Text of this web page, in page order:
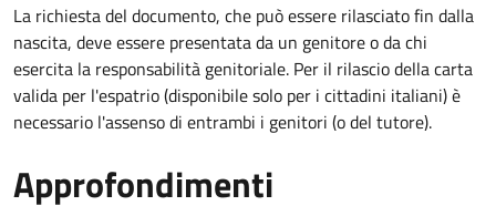
La richiesta del documento, che può essere rilasciato fin dalla
nascita, deve essere presentata da un genitore o da chi
esercita la responsabilità genitoriale. Per il rilascio della carta
valida per l'espatrio (disponibile solo per i cittadini italiani) è
necessario l'assenso di entrambi i genitori (o del tutore).
Approfondimenti